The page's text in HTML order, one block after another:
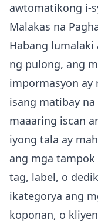
awtomatikong i-
Malakas na
Habang
ng pulong, ang
impormasyon ay
isang matibay
maaaring iscan
iyong tala ay
ang mga
tag, label, o
ikategorya ang
koponan, o